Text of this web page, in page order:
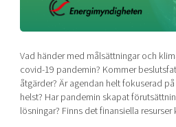
Shaping cities and regions
Bright East
East Sweden Tech Women
Reversed mentorship
Upscaling
Talent & skills
Startup & industry
Offers to boost your business
Our community of companies
Projects
Publications
Project toolbox
Today's lunch in Mjärdevi
Vad händer med målsättningar och
covid-19 pandemin? Kommer
åtgärder? Är agendan helt fokuserad
helst? Har pandemin skapat
lösningar? Finns det finansiella